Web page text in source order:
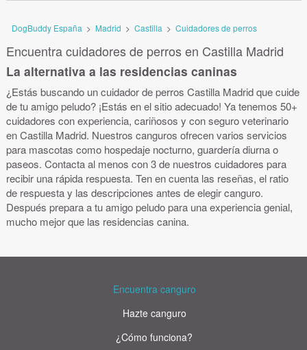
DogBuddy España > Madrid > Castilla > Cuidadores de perros
Encuentra cuidadores de perros en Castilla Madrid
La alternativa a las residencias caninas
¿Estás buscando un cuidador de perros Castilla Madrid que cuide
de tu amigo peludo? ¡Estás en el sitio adecuado! Ya tenemos 50+
cuidadores con experiencia, cariñosos y con seguro veterinario
en Castilla Madrid. Nuestros canguros ofrecen varios servicios
para mascotas como hospedaje nocturno, guardería diurna o
paseos. Contacta al menos con 3 de nuestros cuidadores para
recibir una rápida respuesta. Ten en cuenta las reseñas, el ratio
de respuesta y las descripciones antes de elegir canguro.
Después prepara a tu amigo peludo para una experiencia genial,
mucho mejor que las residencias canina.
Encuentra canguro
Hazte canguro
¿Cómo funciona?